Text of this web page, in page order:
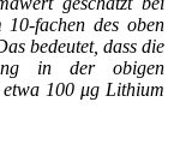
fachen des oben
bedeutet, dass die
in der obigen
100 μg Lithium